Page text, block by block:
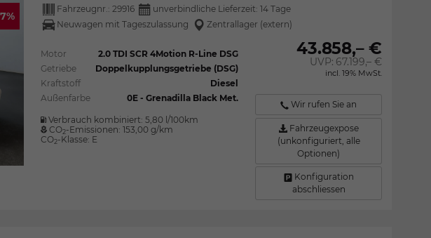
Fahrzeugnr.: 29916 unverbindliche Lieferzeit: 14 Tage
Neuwagen mit Tageszulassung
Zentrallager (extern)
Motor
2.0 TDI SCR 4Motion R-Line DSG
Getriebe
Doppelkupplungsgetriebe (DSG)
Kraftstoff
Diesel
Außenfarbe
0E - Grenadilla Black Met.
Verbrauch kombiniert: 5,80 l/100km
CO2-Emissionen: 153,00 g/km
CO2-Klasse: E
43.858,– €
UVP: 67.199,– €
incl. 19% MwSt.
Wir rufen Sie an
Fahrzeugexpose
(unkonfiguriert, alle
Optionen)
Konfiguration
abschliessen